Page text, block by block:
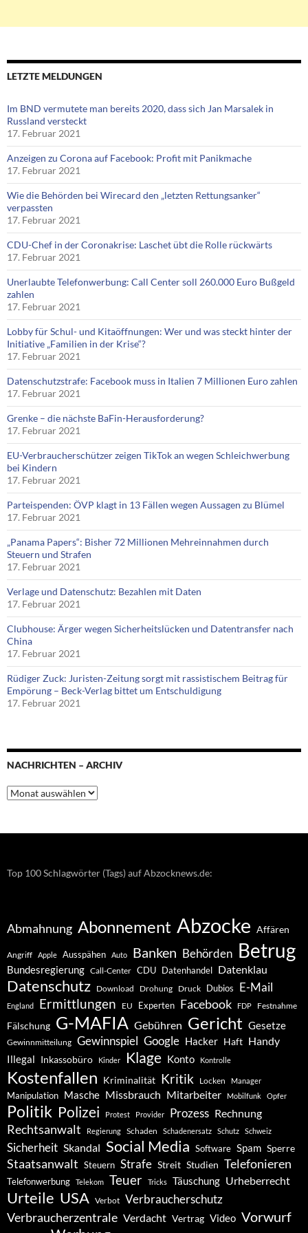
LETZTE MELDUNGEN
Im BND vermutete man bereits 2020, dass sich Jan Marsalek in
Russland versteckt
17. Februar 2021
Anzeigen zu Corona auf Facebook: Profit mit Panikmache
17. Februar 2021
Wie die Behörden bei Wirecard den „letzten Rettungsanker“
verpassten
17. Februar 2021
CDU-Chef in der Coronakrise: Laschet übt die Rolle rückwärts
17. Februar 2021
Unerlaubte Telefonwerbung: Call Center soll 260.000 Euro Bußgeld
zahlen
17. Februar 2021
Lobby für Schul- und Kitaöffnungen: Wer und was steckt hinter der
Initiative „Familien in der Krise“?
17. Februar 2021
Datenschutzstrafe: Facebook muss in Italien 7 Millionen Euro zahlen
17. Februar 2021
Grenke – die nächste BaFin-Herausforderung?
17. Februar 2021
EU-Verbraucherschützer zeigen TikTok an wegen Schleichwerbung
bei Kindern
17. Februar 2021
Parteispenden: ÖVP klagt in 13 Fällen wegen Aussagen zu Blümel
17. Februar 2021
„Panama Papers“: Bisher 72 Millionen Mehreinnahmen durch
Steuern und Strafen
17. Februar 2021
Verlage und Datenschutz: Bezahlen mit Daten
17. Februar 2021
Clubhouse: Ärger wegen Sicherheitslücken und Datentransfer nach
China
17. Februar 2021
Rüdiger Zuck: Juristen-Zeitung sorgt mit rassistischem Beitrag für
Empörung – Beck-Verlag bittet um Entschuldigung
17. Februar 2021
NACHRICHTEN – ARCHIV
Nachrichten
–
Top 100 Schlagwörter (Tags) auf Abzocknews.de:
Abmahnung Abonnement Abzocke Affären
Angriff Apple Ausspähen Auto Banken Behörden Betrug
Bundesregierung Call-Center CDU Datenhandel Datenklau
Datenschutz Download Drohung Druck Dubios E-Mail
England Ermittlungen EU Experten Facebook FDP Festnahme
Fälschung G-MAFIA Gebühren Gericht Gesetze
Gewinnmitteilung Gewinnspiel Google Hacker Haft Handy
Illegal Inkassobüro Kinder Klage Konto Kontrolle
Kostenfallen Kriminalität Kritik Locken Manager
Manipulation Masche Missbrauch Mitarbeiter Mobilfunk Opfer
Politik Polizei Protest Provider Prozess Rechnung
Rechtsanwalt Regierung Schaden Schadenersatz Schutz Schweiz
Sicherheit Skandal Social Media Software Spam Sperre
Staatsanwalt Steuern Strafe Streit Studien Telefonieren
Telefonwerbung Telekom Teuer Tricks Täuschung Urheberrecht
Urteile USA Verbot Verbraucherschutz
Verbraucherzentrale Verdacht Vertrag Video Vorwurf